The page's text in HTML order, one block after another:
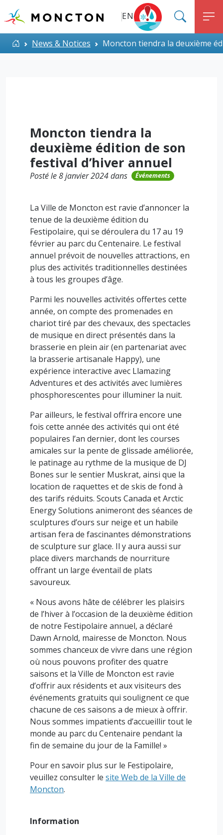
Top Menu
EN
ALERT MONCTON
Accueil
News & Notices Moncton tiendra la deuxième
Moncton tiendra la
deuxième édition de son
festival d’hiver annuel
Posté le 8 janvier 2024 dans Événements
La Ville de Moncton est ravie d’annoncer la
tenue de la deuxième édition du
Festipolaire, qui se déroulera du 17 au 19
février au parc du Centenaire. Le festival
annuel prévoit de nouvelles attractions, en
plus des activités traditionnelles destinées
à tous les groupes d’âge.
Parmi les nouvelles activités offertes cette
année, on compte des promenades en
chariot tiré par des chevaux, des spectacles
de musique en direct présentés dans la
brasserie en plein air (en partenariat avec
la brasserie artisanale Happy), une
expérience interactive avec Llamazing
Adventures et des activités avec lumières
phosphorescentes pour illuminer la nuit.
Par ailleurs, le festival offrira encore une
fois cette année des activités qui ont été
populaires l’an dernier, dont les courses
amicales sur la pente de glissade améliorée,
le patinage au rythme de la musique de DJ
Bones sur le sentier Muskrat, ainsi que la
location de raquettes et de skis de fond à
des tarifs réduits. Scouts Canada et Arctic
Energy Solutions animeront des séances de
sculptures d’ours sur neige et un habile
artisan fera de fascinantes démonstrations
de sculpture sur glace. Il y aura aussi sur
place divers marchands de nourriture
offrant un large éventail de plats
savoureux.
« Nous avons hâte de célébrer les plaisirs
de l’hiver à l’occasion de la deuxième édition
de notre Festipolaire annuel, a déclaré
Dawn Arnold, mairesse de Moncton. Nous
sommes chanceux de vivre dans une région
où nous pouvons profiter des quatre
saisons et la Ville de Moncton est ravie
d’offrir aux résidents et aux visiteurs des
événements gratuits qui soulignent ce que
chacune de ces saisons a de mieux à offrir.
Nous sommes impatients d’accueillir tout le
monde au parc du Centenaire pendant la
fin de semaine du jour de la Famille! »
Pour en savoir plus sur le Festipolaire,
veuillez consulter le site Web de la Ville de
Moncton.
Information